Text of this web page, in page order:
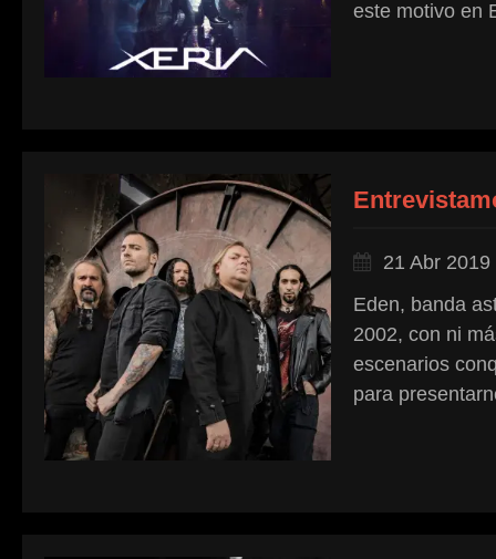
este motivo en
21 Abr 2019
Eden, banda
2002, con ni
escenarios
para